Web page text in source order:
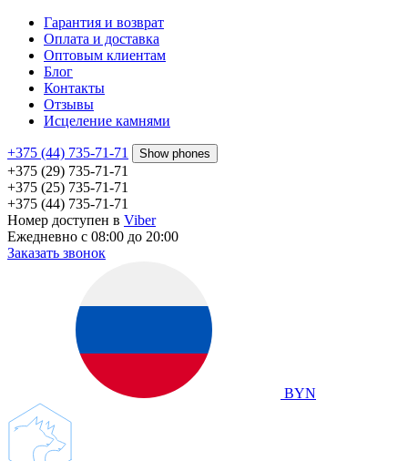
Гарантия и возврат
Оплата и доставка
Оптовым клиентам
Блог
Контакты
Отзывы
Исцеление камнями
+375 (44) 735-71-71 Show phones
+375 (29) 735-71-71
+375 (25) 735-71-71
+375 (44) 735-71-71
Номер доступен в Viber
Ежедневно с 08:00 до 20:00
Заказать звонок
BYN